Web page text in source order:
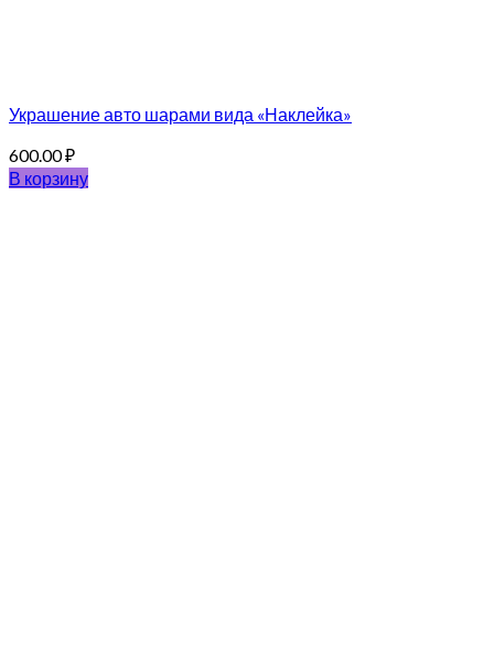
Украшение авто шарами вида «Наклейка»
600.00₽
В корзину